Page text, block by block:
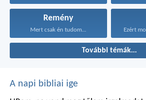
Remény
Mert csak én tudom...
További témák...
A napi bibliai ige